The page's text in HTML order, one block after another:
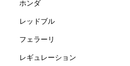
ホンダ
レッドブル
フェラーリ
レギュレーション